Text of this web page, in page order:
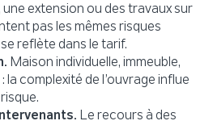
extension ou des travaux sur
pas les mêmes risques
reflète dans le tarif.
Maison individuelle, immeuble,
la complexité de l’ouvrage influe
Le recours à des